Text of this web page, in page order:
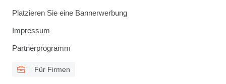
Platzieren Sie eine Bannerwerbung
Impressum
Partnerprogramm
Für Firmen